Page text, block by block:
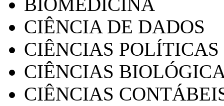
CIÊNCIA DE DADOS
CIÊNCIAS POLÍTICAS
CIÊNCIAS
CIÊNCIAS